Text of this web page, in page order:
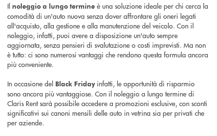
Il noleggio a lungo termine è una soluzione ideale per chi cerca la
comodità di un'auto nuova senza dover affrontare gli oneri legati
all'acquisto, alla gestione e alla manutenzione del veicolo. Con il
noleggio, infatti, puoi avere a disposizione un'auto sempre
aggiornata, senza pensieri di svalutazione o costi imprevisti. Ma non
è tutto: ci sono numerosi vantaggi che rendono questa formula ancora
più conveniente.
In occasione del Black Friday infatti, le opportunità di risparmio
sono ancora più vantaggiose. Con il noleggio a lungo termine di
Claris Rent sarà possibile accedere a promozioni esclusive, con sconti
significativi sui canoni mensili delle auto in vetrina sia per privati che
per aziende.